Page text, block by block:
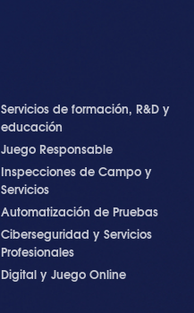
Servicios de formación, R&D y
educación
Juego Responsable
Inspecciones de Campo y
Servicios
Automatización de Pruebas
Ciberseguridad y Servicios
Profesionales
Digital y Juego Online